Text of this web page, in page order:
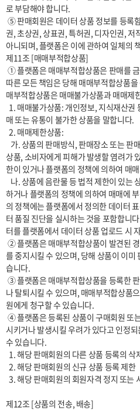
로 부담해야 합니다.
권, 초상권, 상표권, 특허권, 디자인권, 저
아니되며, 플랫폼은 이에 관하여 일체의
제11조 [매매부적합상품]
따른 모든 책임은 당해 매매부적합상품
매부적합상품은 매매불가상품과 매매제
매 또는 유통이 불가한 상품을 말합니다.
  2. 매매제한상품:
상품, 소비자에게 피해가 발생할 염려가
한이 있거나 플랫폼의 정책에 의하여 매
하거나 플랫폼의 정책에 의하여 매매에
의 정책에는 플랫폼에서 정의한 데이터
터 품질 진단을 실시하는 것을 포함합니
터를 플랫폼에서 데이터 상품 업로드 시
를 중지시킬 수 있으며, 당해 상품이 이미
습니다.
나 탈퇴시킬 수 있으며, 매매부적합상품
원에게 청구할 수 있습니다.
시키거나 발생시킬 우려가 있다고 인정
수 있습니다.
  2. 해당 판매회원의 신규 상품 등록 제한
  3. 해당 판매회원의 회원자격 정지 또는 서비스 이용 제한
제12조 [상품의 전송, 배송]